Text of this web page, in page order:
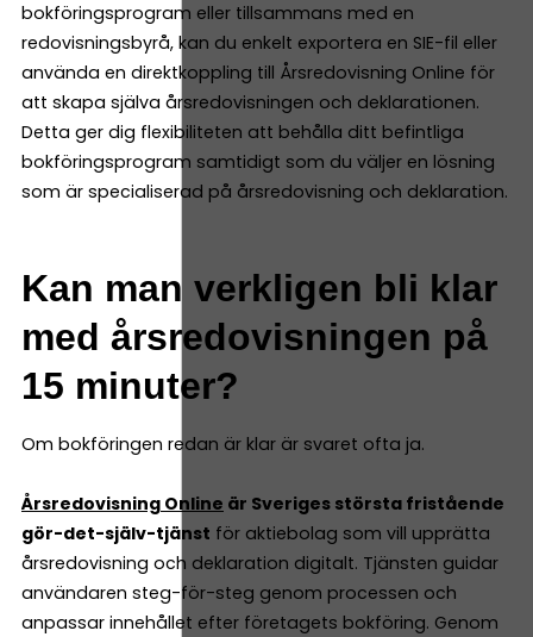
bokföringsprogram eller tillsammans med en
redovisningsbyrå, kan du enkelt exportera en SIE-fil eller
använda en direktkoppling till Årsredovisning Online för
att skapa själva årsredovisningen och deklarationen.
Detta ger dig flexibiliteten att behålla ditt befintliga
bokföringsprogram samtidigt som du väljer en lösning
som är specialiserad på årsredovisning och deklaration.
Kan man verkligen bli klar
med årsredovisningen på
15 minuter?
Om bokföringen redan är klar är svaret ofta ja.
Årsredovisning Online är Sveriges största fristående
gör-det-själv-tjänst för aktiebolag som vill upprätta
årsredovisning och deklaration digitalt. Tjänsten guidar
användaren steg-för-steg genom processen och
anpassar innehållet efter företagets bokföring. Genom